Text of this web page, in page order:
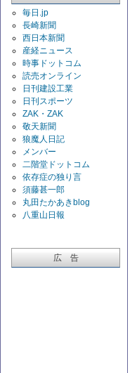
毎日.jp
長崎新聞
西日本新聞
産経ニュース
時事ドットコム
読売オンライン
日刊建設工業
日刊スポーツ
ZAK・ZAK
敬天新聞
狼魔人日記
メンバー
二階堂ドットコム
依存症の独り言
須藤甚一郎
丸田たかあきblog
八重山日報
広 告